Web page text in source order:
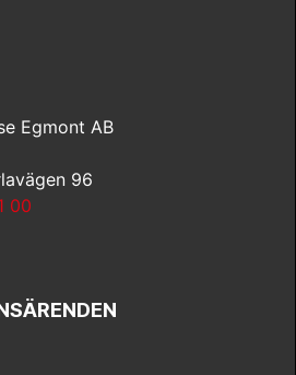
Egmont AB
96
00